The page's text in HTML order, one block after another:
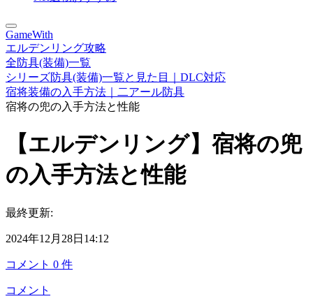
GameWith
エルデンリング攻略
全防具(装備)一覧
シリーズ防具(装備)一覧と見た目｜DLC対応
宿将装備の入手方法｜二アール防具
宿将の兜の入手方法と性能
【エルデンリング】宿将の兜
の入手方法と性能
最終更新:
2024年12月28日14:12
コメント 0 件
コメント